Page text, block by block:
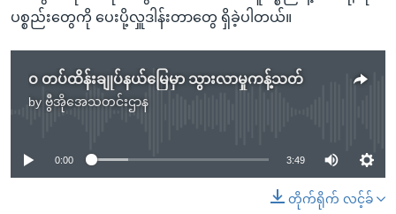
ပစ္စည်းတွေကို ပေးပို့လှူဒါန်းတာတွေ ရှိခဲ့ပါတယ်။
ဝ တပ်ထိန်းချုပ်နယ်မြေမှာ သွားလာမှုကန့်သတ်
by ဗွီအိုအေသတင်းဌာန
No media source currently available
0:00 3:49
တိုက်ရိုက် လင့်ခ်